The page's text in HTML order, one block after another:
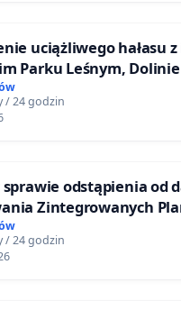
uciążliwego hałasu
Parku Leśnym, Dolinie
na Lotnisku Muchowiec
/ 24 godzin
sprawie odstąpienia od
Zintegrowanych
„Myślenice –
– Bukówka”
/ 24 godzin